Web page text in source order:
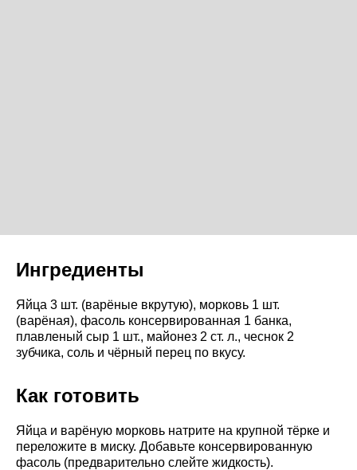
Ингредиенты
Яйца 3 шт. (варёные вкрутую), морковь 1 шт.
(варёная), фасоль консервированная 1 банка,
плавленый сыр 1 шт., майонез 2 ст. л., чеснок 2
зубчика, соль и чёрный перец по вкусу.
Как готовить
Яйца и варёную морковь натрите на крупной тёрке и
переложите в миску. Добавьте консервированную
фасоль (предварительно слейте жидкость).